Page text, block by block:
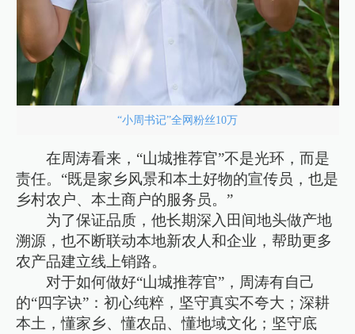
“小周书记”全网粉丝10万
在周涛看来，“山城推荐官”不是光环，而是
责任。“既是家乡风景和本土好物的宣传员，也是
乡村农户、本土商户的服务员。”
为了保证品质，他长期深入田间地头做产地
溯源，也不断联动本地新农人和企业，帮助更多
农产品建立线上销路。
对于如何做好“山城推荐官”，周涛有自己
的“四字诀”：初心纯粹，坚守真实不夸大；深耕
本土，懂家乡、懂农品、懂地域文化；坚守底